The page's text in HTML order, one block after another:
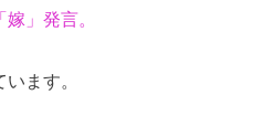
「嫁」発言。
ます。